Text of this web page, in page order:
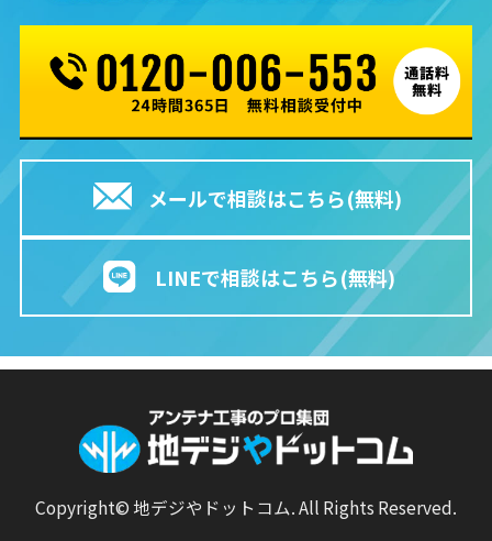
メールで相談はこちら(無料)
LINEで相談はこちら(無料)
Copyright© 地デジやドットコム. All Rights Reserved.